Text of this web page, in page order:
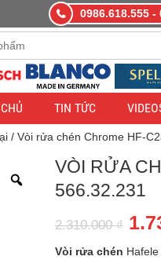
0986.618.555 -
TIN TỨC
/ Vòi rửa chén Chrome HF-
VÒI RỬA
566.32.231
2.310.000₫ Giá
Vòi rửa chén Hafele
demo nhằm mục đích thử